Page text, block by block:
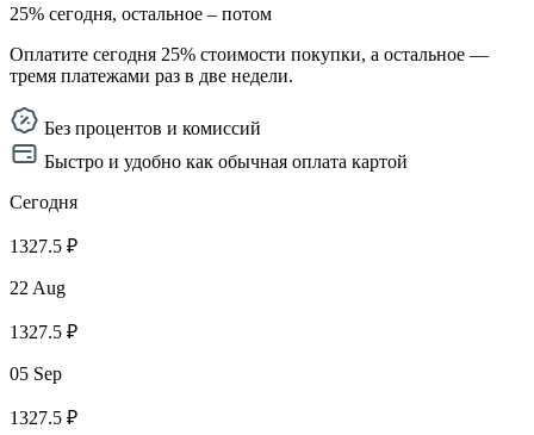
25% сегодня, остальное – потом
Оплатите сегодня 25% стоимости покупки, а остальное —
тремя платежами раз в две недели.
Без процентов и комиссий
Быстро и удобно как обычная оплата картой
Сегодня
1327.5 ₽
22 Aug
1327.5 ₽
05 Sep
1327.5 ₽